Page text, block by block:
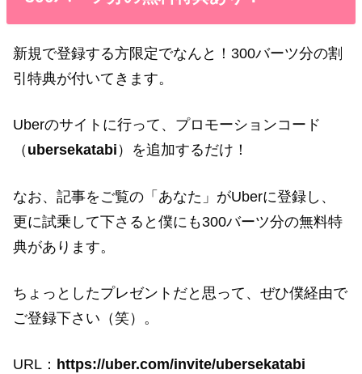
新規で登録する方限定でなんと！300バーツ分の割
引特典が付いてきます。
Uberのサイトに行って、プロモーションコード
（ ubersekatabi ）を追加するだけ！
なお、記事をご覧の「あなた」がUberに登録し、
更に試乗して下さると僕にも300バーツ分の無料特
典があります。
ちょっとしたプレゼントだと思って、ぜひ僕経由で
ご登録下さい（笑）。
URL： https://uber.com/invite/ubersekatabi